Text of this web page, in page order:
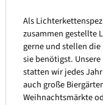
Als
zusammen gestellte
gerne und stellen
sie benötigst.
statten wir jedes
auch große
Weihnachtsmärkte